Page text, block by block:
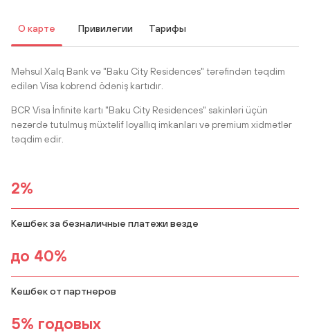
О карте Привилегии Тарифы
Məhsul Xalq Bank və "Baku City Residences" tərəfindən təqdim
edilən Visa kobrend ödəniş kartıdır.
BCR Visa İnfinite kartı "Baku City Residences" sakinləri üçün
nəzərdə tutulmuş müxtəlif loyallıq imkanları və premium xidmətlər
təqdim edir.
2%
Кешбек за безналичные платежи везде
до 40%
Кешбек от партнеров
5% годовых